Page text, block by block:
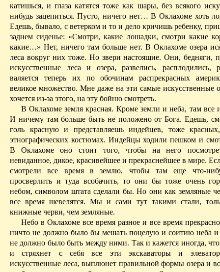
катишься, и глаза катятся тоже как шары, без всякого
нибудь зацепиться. Пусто, ничего нет… В Оклахоме хоть
Едешь, бывало, с ветерком и то и дело кричишь ребенку,
заднем сиденье: «Смотри, какие лошадки, смотри какие
какие…» Нет, ничего там больше нет. В Оклахоме озера
леса вокруг них тоже. Но звери настоящие. Они, бедняги,
искусственные леса и озера, развелись, расплодились,
валяется теперь их по обочинам распрекрасных
великое множество. Мне даже на эти самые искусственные
хочется из-за этого, на эту бойню смотреть.
В Оклахоме земля красная. Кроме земли и неба, там все
И ничему там больше быть не положено от Бога. Едешь,
голь красную и представляешь индейцев, тоже
этнографиче­ских костюмах. Индейцы ходили пешком и
В Оклахоме оно стоит того, чтобы на него
невиданное, дикое, красивейшее и прекраснейшее в мире.
смотрели все время в землю, чтобы там еще что-
просверлить и туда всобачить, то они бы тоже очень
небом, символом штата сделали бы. Но они как земляные
все время шевелятся. Мы и сами тут такими стали,
книжные черви, чем земляные.
Небо в Оклахоме все время разное и все время
ничто не должно было бы мешать поцелую и соитию неба и
не должно было быть между ними. Так и кажется иногда, что
и стряхнет с себя все эти экскаваторы и
искусственные леса, выплюнет правильной формы озера и